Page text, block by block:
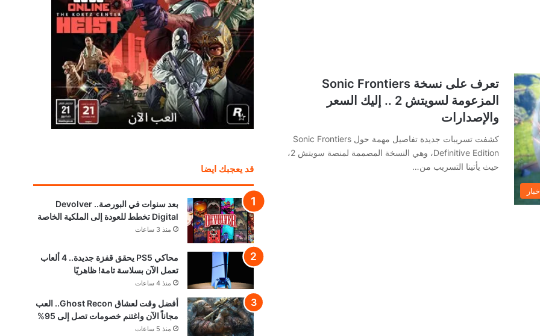
تعرف على نسخة Sonic Frontiers
المزعومة لسويتش 2 .. إليك السعر
والإصدارات
كشفت تسريبات جديدة تفاصيل مهمة حول Sonic Frontiers
Definitive Edition، وهي النسخة المصممة لمنصة سويتش 2،
حيث يأتينا التسريب من…
قد يعجبك ايضا
بعد سنوات في البورصة.. Devolver
Digital تخطط للعودة إلى الملكية الخاصة
منذ 3 ساعات
محاكي PS5 يحقق قفزة جديدة.. 4 ألعاب
تعمل الآن بسلاسة تامة! ظاهريًا
منذ 4 ساعات
أفضل وقت لعشاق Ghost Recon.. العب
مجاناً الآن واغتنم خصومات تصل إلى 95%
منذ 5 ساعات